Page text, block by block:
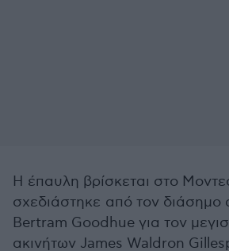
H έπαυλη βρίσκεται στο
σχεδιάστηκε από τον διάσημο
Bertram Goodhue για τον
ακινήτων James Waldron